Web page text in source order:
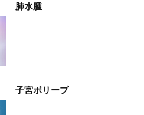
肺水腫
子宮ポリープ